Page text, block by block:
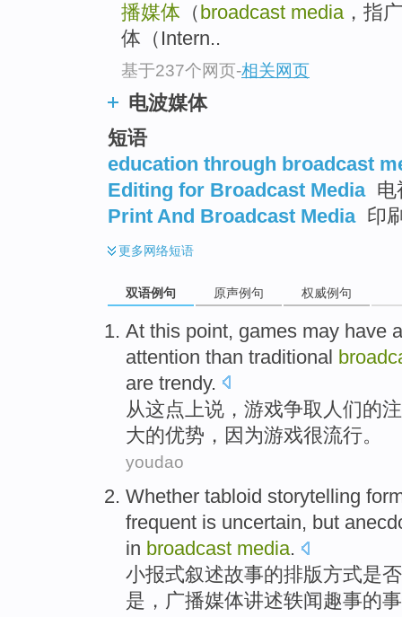
播媒体 （ broadcast media，指
体（Intern..
基于237个网页-相关网页
电波媒体
短语
education through broadcast
Editing for Broadcast Media 电
Print And Broadcast Media 印
更多网络短语
双语例句 原声例句 权威例句
At this point, games may have
attention than traditional
are trendy.
从这点 上说， 游戏争取人们的
大的优势，因为游戏很流行。
youdao
Whether tabloid storytelling
frequent is uncertain, but
in broadcast media.
小报式叙述故事的排版方式是否
是 ， 广播媒体讲述轶闻趣事的